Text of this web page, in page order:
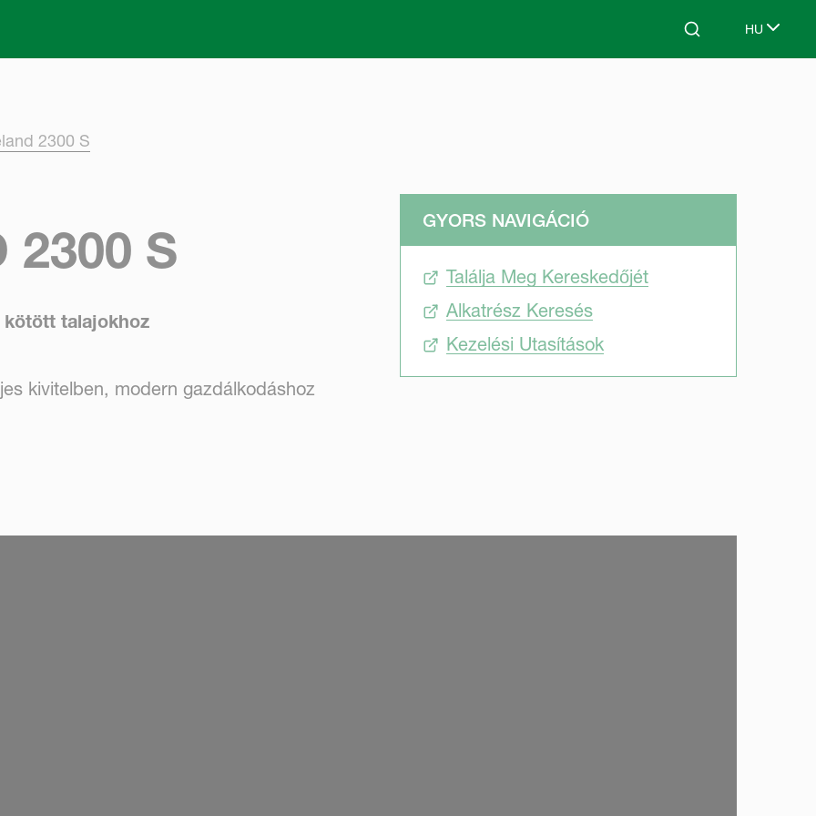
Search HU
Select
2300 S
2300 S
kötött talajokhoz
kivitelben, modern gazdálkodáshoz
GYORS NAVIGÁCIÓ
Találja Meg Kereskedőjét
Alkatrész Keresés
Kezelési Utasítások